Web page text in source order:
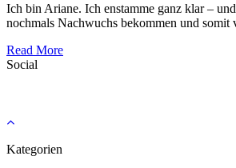
Ich bin Ariane. Ich enstamme ganz klar –
nochmals Nachwuchs bekommen und somit
Read More
Social
Kategorien